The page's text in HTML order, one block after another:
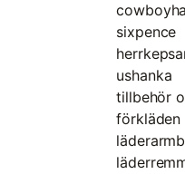
sixpence
ushanka
tillbehör
förkläden